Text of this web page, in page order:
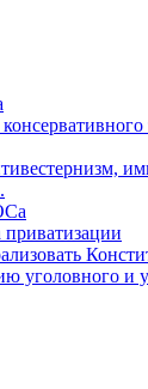
уголовного и